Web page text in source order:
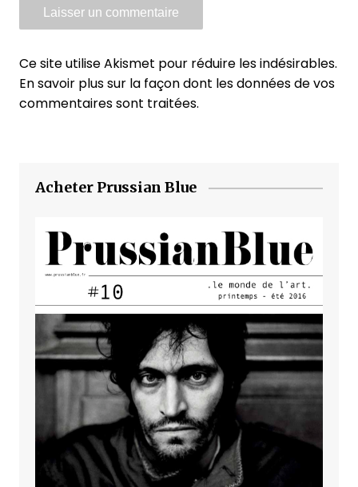
Ce site utilise Akismet pour réduire les indésirables.
En savoir plus sur la façon dont les données de vos
commentaires sont traitées.
Acheter Prussian Blue